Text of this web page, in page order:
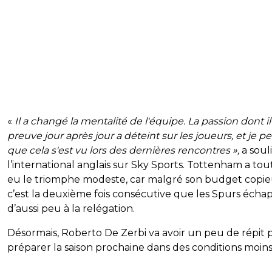
« Il a changé la mentalité de l'équipe. La passion dont
preuve jour après jour a déteint sur les joueurs, et je
que cela s'est vu lors des dernières rencontres », a
l’international anglais sur Sky Sports. Tottenham a
eu le triomphe modeste, car malgré son budget
c’est la deuxième fois consécutive que les Spurs
d’aussi peu à la relégation.
Désormais, Roberto De Zerbi va avoir un peu de répit
préparer la saison prochaine dans des conditions moins